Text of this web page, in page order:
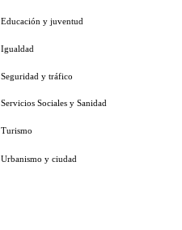
Educación y juventud
Igualdad
Seguridad y tráfico
Servicios Sociales y Sanidad
Turismo
Urbanismo y ciudad